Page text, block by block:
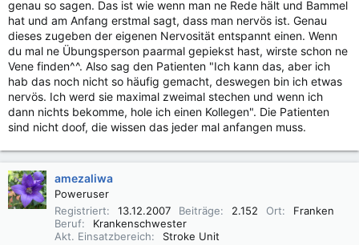
genau so sagen. Das ist wie wenn man ne Rede hält und Bammel
hat und am Anfang erstmal sagt, dass man nervös ist. Genau
dieses zugeben der eigenen Nervosität entspannt einen. Wenn
du mal ne Übungsperson paarmal gepiekst hast, wirste schon ne
Vene finden^^. Also sag den Patienten "Ich kann das, aber ich
hab das noch nicht so häufig gemacht, deswegen bin ich etwas
nervös. Ich werd sie maximal zweimal stechen und wenn ich
dann nichts bekomme, hole ich einen Kollegen". Die Patienten
sind nicht doof, die wissen das jeder mal anfangen muss.
amezaliwa
Poweruser
Registriert
13.12.2007 Beiträge 2.152 Ort
Franken
Beruf
Krankenschwester
Akt. Einsatzbereich
Stroke Unit